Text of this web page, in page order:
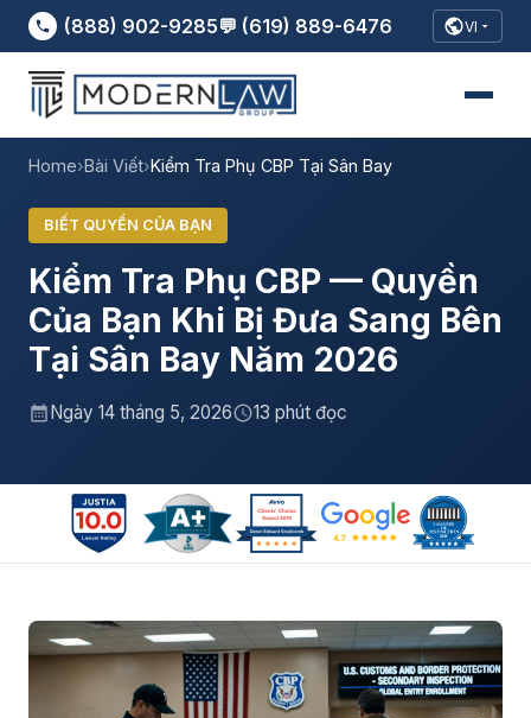
(888) 902-9285💬 (619) 889-6476 VI
Home›Bài Viết›Kiểm Tra Phụ CBP Tại Sân Bay
BIẾT QUYỀN CỦA BẠN
Kiểm Tra Phụ CBP — Quyền
Của Bạn Khi Bị Đưa Sang Bên
Tại Sân Bay Năm 2026
Ngày 14 tháng 5, 2026 13 phút đọc